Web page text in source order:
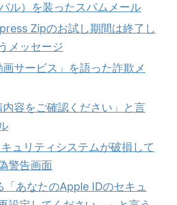
ル）を装ったスパムメール
Zipのお試し期間は終了し
メッセージ
画サービス」を語った詐欺メ
内容をご確認ください」と言
ュリティシステムが破損して
警告画面
「あなたのApple IDのセキュ